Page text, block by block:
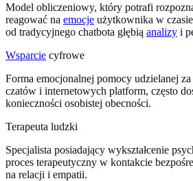
Model obliczeniowy, który potrafi
reagować na emocje użytkownika w
od tradycyjnego chatbota głębią analizy i
Wsparcie cyfrowe
Forma emocjonalnej pomocy udzielanej
czatów i internetowych platform, często
konieczności osobistej obecności.
Terapeuta ludzki
Specjalista posiadający wykształcenie
proces terapeutyczny w kontakcie
na relacji i empatii.